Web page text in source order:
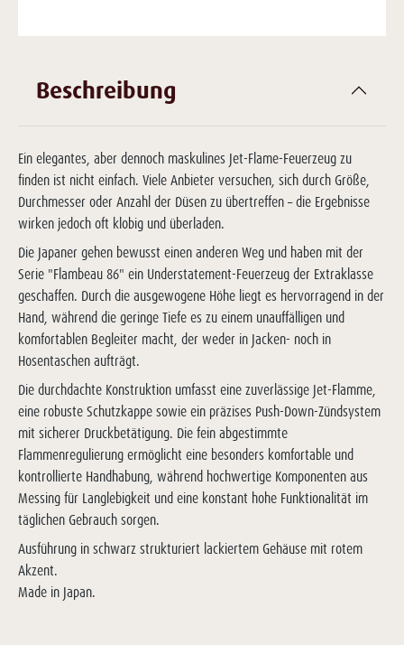
Beschreibung
Ein elegantes, aber dennoch maskulines Jet-Flame-Feuerzeug zu
finden ist nicht einfach. Viele Anbieter versuchen, sich durch Größe,
Durchmesser oder Anzahl der Düsen zu übertreffen – die Ergebnisse
wirken jedoch oft klobig und überladen.
Die Japaner gehen bewusst einen anderen Weg und haben mit der
Serie "Flambeau 86" ein Understatement-Feuerzeug der Extraklasse
geschaffen. Durch die ausgewogene Höhe liegt es hervorragend in der
Hand, während die geringe Tiefe es zu einem unauffälligen und
komfortablen Begleiter macht, der weder in Jacken- noch in
Hosentaschen aufträgt.
Die durchdachte Konstruktion umfasst eine zuverlässige Jet-Flamme,
eine robuste Schutzkappe sowie ein präzises Push-Down-Zündsystem
mit sicherer Druckbetätigung. Die fein abgestimmte
Flammenregulierung ermöglicht eine besonders komfortable und
kontrollierte Handhabung, während hochwertige Komponenten aus
Messing für Langlebigkeit und eine konstant hohe Funktionalität im
täglichen Gebrauch sorgen.
Ausführung in schwarz strukturiert lackiertem Gehäuse mit rotem
Akzent.
Made in Japan.